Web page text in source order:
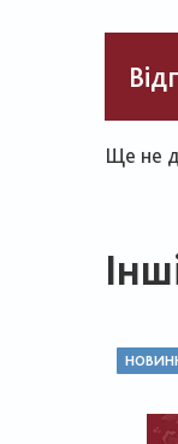
Ще не